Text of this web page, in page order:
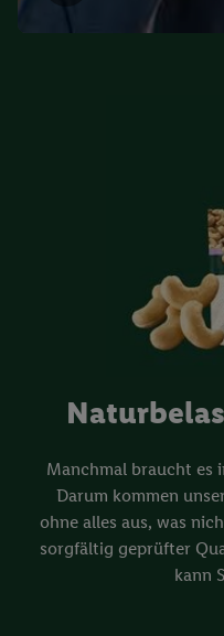
Manchmal braucht es
Darum kommen
ohne alles aus, was
sorgfältig geprüfter
kann